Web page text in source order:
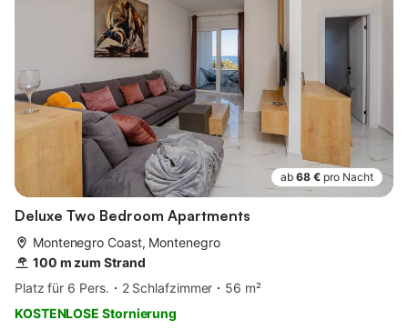
ab 68 € pro Nacht
Deluxe Two Bedroom Apartments
Montenegro Coast, Montenegro
100 m zum Strand
Platz für 6 Pers.
2 Schlafzimmer
56 m²
KOSTENLOSE Stornierung